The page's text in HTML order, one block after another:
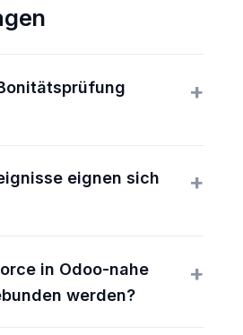
eignen sich
in Odoo-nahe
werden?